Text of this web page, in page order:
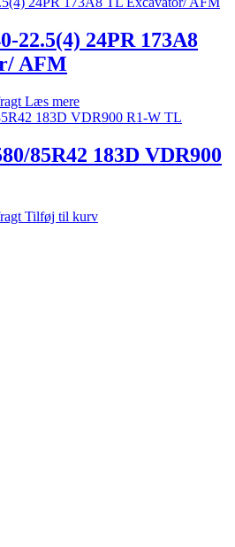
22.5(4) 24PR 173A8
AFM
Læs mere
85R42 183D VDR900
Tilføj til kurv